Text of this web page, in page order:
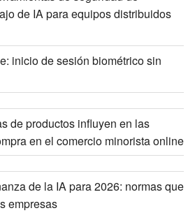
de IA para equipos distribuidos
inicio de sesión biométrico sin
de productos influyen en las
en el comercio minorista online
de la IA para 2026: normas que
empresas